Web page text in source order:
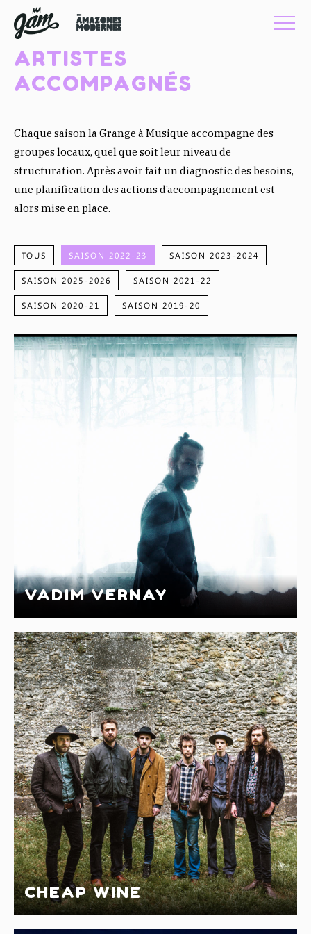
ARTISTES
ACCOMPAGNÉS
Chaque saison la Grange à Musique accompagne des
groupes locaux, quel que soit leur niveau de
structuration. Après avoir fait un diagnostic des besoins,
une planification des actions d’accompagnement est
alors mise en place.
TOUS SAISON 2022-23 SAISON 2023-2024
SAISON 2025-2026 SAISON 2021-22
SAISON 2020-21 SAISON 2019-20
VADIM VERNAY
CHEAP WINE